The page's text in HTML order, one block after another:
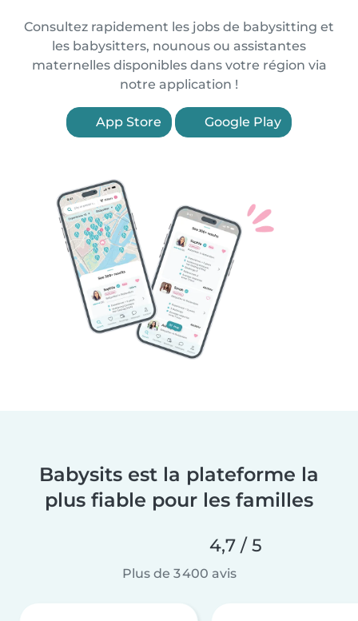
Consultez rapidement les jobs de babysitting et
les babysitters, nounous ou assistantes
maternelles disponibles dans votre région via
notre application !
App Store Google Play
Babysits est la plateforme la
plus fiable pour les familles
4,7 / 5
Plus de 3 400 avis